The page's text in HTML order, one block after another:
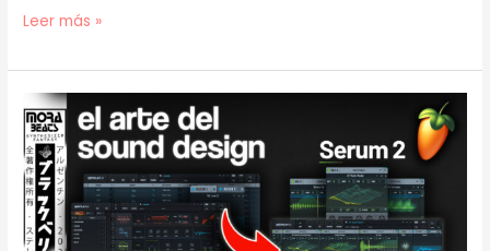
[
]
ARTE
del
SOUND
DESIGN:
RESAMPLING
Leer más »